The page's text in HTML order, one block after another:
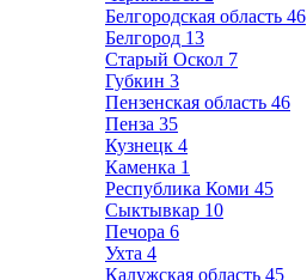
Белгородская область 46
Белгород 13
Старый Оскол 7
Губкин 3
Пензенская область 46
Пенза 35
Кузнецк 4
Каменка 1
Республика Коми 45
Сыктывкар 10
Печора 6
Ухта 4
Калужская область 45